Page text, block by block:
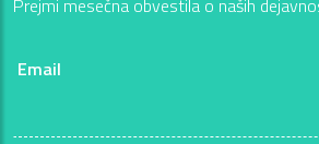
Prejmi mesečna obvestila o naših
Email